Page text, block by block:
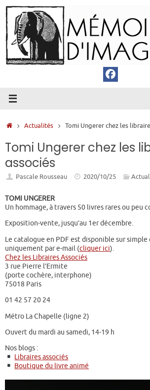
Passer
au
contenu
Accueil
Actualités Tomi Ungerer chez les
Tomi Ungerer chez les
associés
Pascale Rousseau 2020/10/25
TOMI UNGERER
Un hommage, à travers 50 livres rares ou peu
Exposition-vente, jusqu’au 1er décembre.
Le catalogue en PDF est disponible sur simple
uniquement par e-mail (cliquer ici).
Chez les Libraires Associés
3 rue Pierre l’Ermite
(porte cochère, interphone)
75018 Paris
01 42 57 20 24
Métro La Chapelle (ligne 2)
Ouvert du mardi au samedi, 14-19 h
Nos blogs :
Libraires associés
Boutique du livre animé